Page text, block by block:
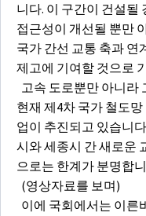
니다. 이 구간이 건설될
접근성이 개선될 뿐만
국가 간선 교통 축과 연
제고에 기여할 것으로
고속 도로뿐만 아니라
현재 제4차 국가 철도
업이 추진되고 있습니
시와 세종시 간 새로운
으로는 한계가 분명합
(영상자료를 보며)
이에 국회에서는 이른